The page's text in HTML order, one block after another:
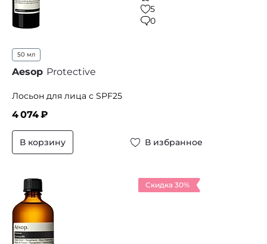
5
0
50 мл
Aesop Protective
Лосьон для лица с SPF25
4 074₽
В корзину В избранное
Скидка 30%